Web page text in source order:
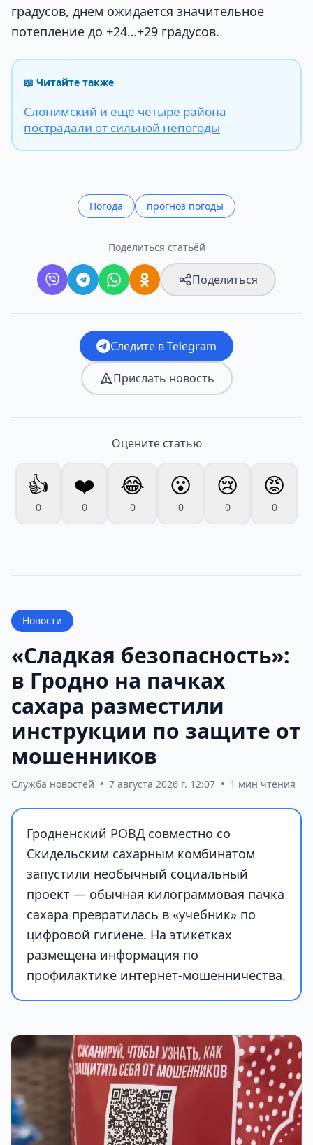
градусов, днем ожидается значительное
потепление до +24…+29 градусов.
📖 Читайте также
Слонимский и ещё четыре района
пострадали от сильной непогоды
Погода прогноз погоды
Поделиться статьёй
Поделиться
Следите в Telegram
Прислать новость
Оцените статью
👍
0
❤️
0
😂
0
😮
0
😢
0
😡
0
Новости
«Сладкая безопасность»:
в Гродно на пачках
сахара разместили
инструкции по защите от
мошенников
Служба новостей • 7 августа 2026 г. 12:07 • 1 мин чтения
Гродненский РОВД совместно со
Скидельским сахарным комбинатом
запустили необычный социальный
проект — обычная килограммовая пачка
сахара превратилась в «учебник» по
цифровой гигиене. На этикетках
размещена информация по
профилактике интернет-мошенничества.